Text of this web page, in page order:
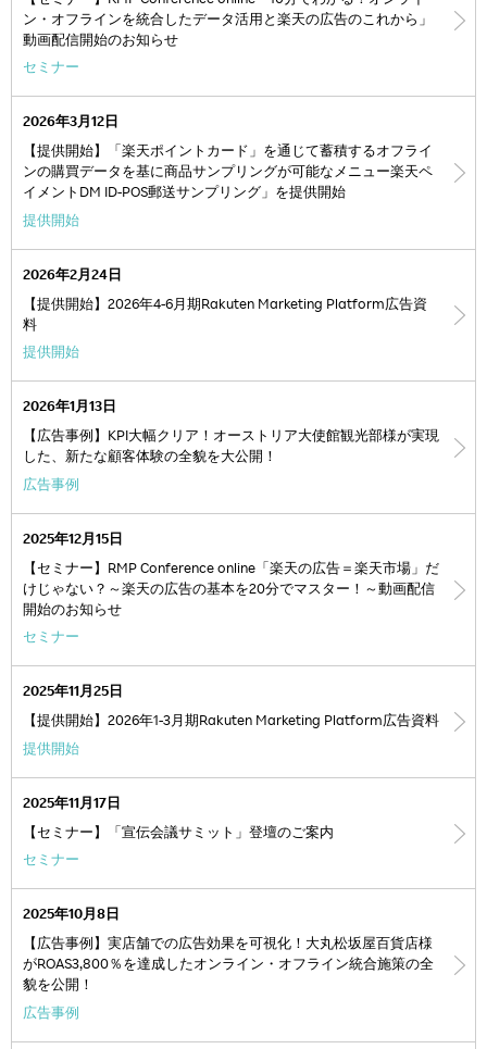
ン・オフラインを統合したデータ活用と楽天の広告のこれから」
動画配信開始のお知らせ
セミナー
2026年3月12日
【提供開始】「楽天ポイントカード」を通じて蓄積するオフライ
ンの購買データを基に商品サンプリングが可能なメニュー楽天ペ
イメントDM ID-POS郵送サンプリング」を提供開始
提供開始
2026年2月24日
【提供開始】2026年4-6月期Rakuten Marketing Platform広告資
料
提供開始
2026年1月13日
【広告事例】KPI大幅クリア！オーストリア大使館観光部様が実現
した、新たな顧客体験の全貌を大公開！
広告事例
2025年12月15日
【セミナー】RMP Conference online「楽天の広告＝楽天市場」だ
けじゃない？～楽天の広告の基本を20分でマスター！～動画配信
開始のお知らせ
セミナー
2025年11月25日
【提供開始】2026年1-3月期Rakuten Marketing Platform広告資料
提供開始
2025年11月17日
【セミナー】「宣伝会議サミット」登壇のご案内
セミナー
2025年10月8日
【広告事例】実店舗での広告効果を可視化！大丸松坂屋百貨店様
がROAS3,800％を達成したオンライン・オフライン統合施策の全
貌を公開！
広告事例